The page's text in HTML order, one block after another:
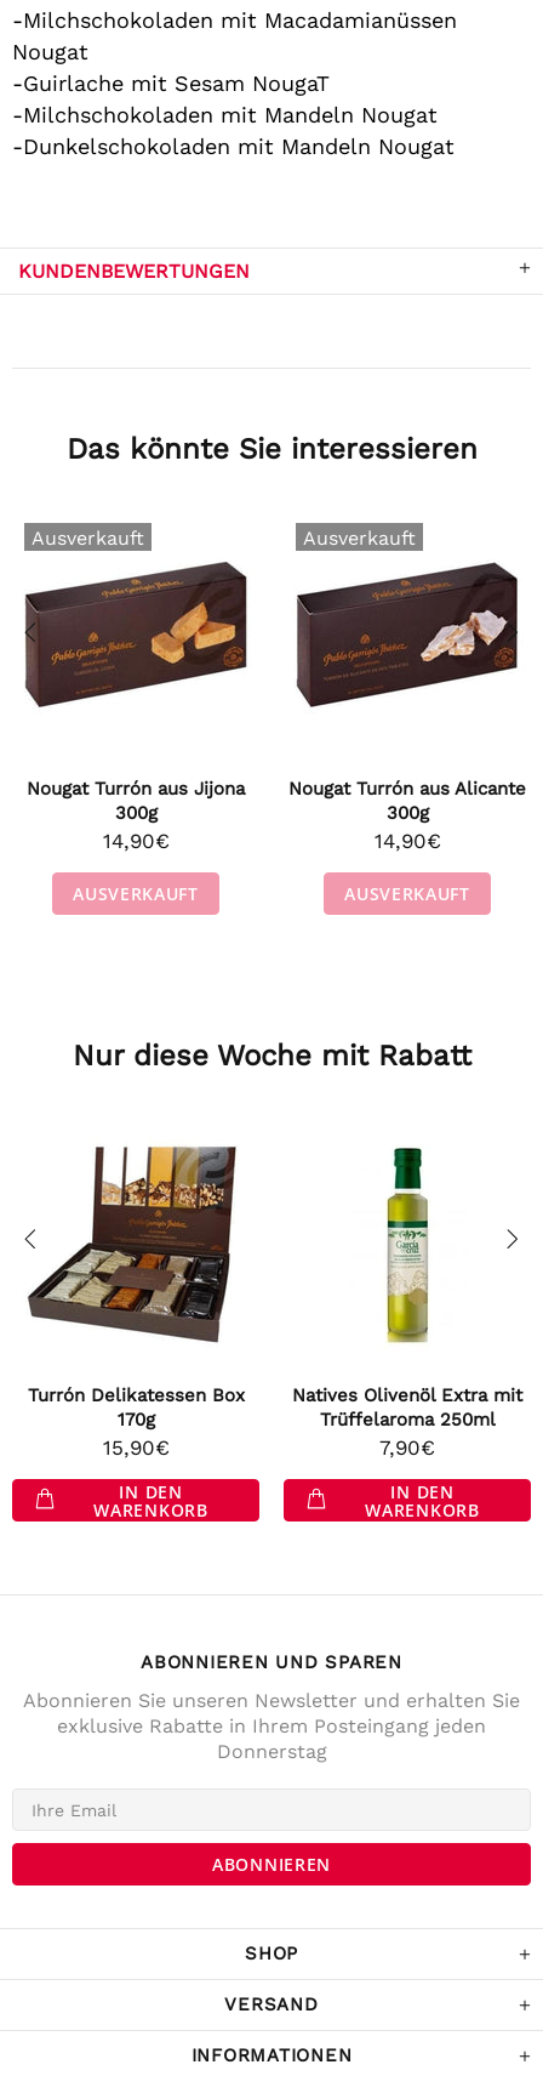
-Milchschokoladen mit Macadamianüssen
Nougat
-Guirlache mit Sesam NougaT
-Milchschokoladen mit Mandeln Nougat
-Dunkelschokoladen mit Mandeln Nougat
KUNDENBEWERTUNGEN
Das könnte Sie interessieren
Ausverkauft
Nougat Turrón aus Jijona
300g
14,90€
AUSVERKAUFT
Ausverkauft
Nougat Turrón aus Alicante
300g
14,90€
AUSVERKAUFT
Nur diese Woche mit Rabatt
Turrón Delikatessen Box
170g
15,90€
IN DEN
WARENKORB
Natives Olivenöl Extra mit
Trüffelaroma 250ml
7,90€
IN DEN
WARENKORB
SHOP
VERSAND
INFORMATIONEN
ABONNIEREN UND SPAREN
Abonnieren Sie unseren Newsletter und erhalten Sie
exklusive Rabatte in Ihrem Posteingang jeden
Donnerstag
Bewertungen
Anonym
Verifizierter Kunde
Die Lieferung war prompt und schnell. Der
War Tage darauf auch im Geschäft und
habe noch ein paar Sachen gekaufrt.
Teilen
Twitter